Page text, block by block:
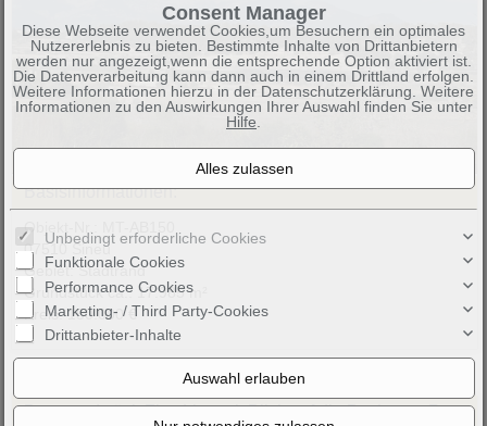
Basisinformationen:
Objekt-Nr.: MT-AB150
07510 Sineu
Gebiet: Stadtrand
Grundstück ca.: 17.985 m²
Preis: 150.000 €
Baugrundstück First Line mit Blick auf die Bucht von Palma
Consent Manager
Diese Webseite verwendet Cookies,um Besuchern ein optimales
Nutzererlebnis zu bieten. Bestimmte Inhalte von Drittanbietern
werden nur angezeigt,wenn die entsprechende Option aktiviert ist.
Die Datenverarbeitung kann dann auch in einem Drittland erfolgen.
Weitere Informationen hierzu in der Datenschutzerklärung. Weitere
Informationen zu den Auswirkungen Ihrer Auswahl finden Sie unter
Hilfe
Unbedingt erforderliche Cookies
Funktionale Cookies
Performance Cookies
Marketing- / Third Party-Cookies
Drittanbieter-Inhalte